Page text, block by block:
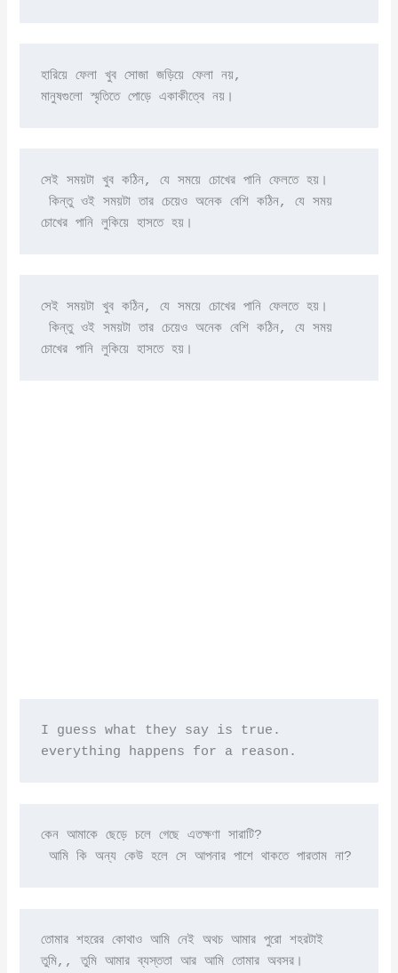
হারিয়ে ফেলা খুব সোজা জড়িয়ে ফেলা নয়,
মানুষগুলো স্মৃতিতে পোড়ে একাকীত্বে নয়।
সেই সময়টা খুব কঠিন, যে সময়ে চোখের পানি ফেলতে হয়।
চোখের পানি লুকিয়ে হাসতে হয়।
সেই সময়টা খুব কঠিন, যে সময়ে চোখের পানি ফেলতে হয়।
চোখের পানি লুকিয়ে হাসতে হয়।
I guess what they say is true.
everything happens for a reason.
কেন আমাকে ছেড়ে চলে গেছে এতক্ষণা সারাটি?
আমি কি অন্য কেউ হলে সে আপনার পাশে থাকতে পারতাম না?
তোমার শহরের কোথাও আমি নেই অথচ আমার পুরো শহরটাই
তুমি,, তুমি আমার ব্যস্ততা আর আমি তোমার অবসর।